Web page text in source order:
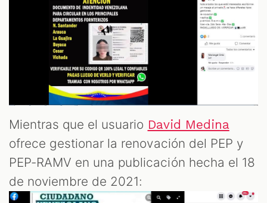
Mientras que el usuario David Medina
ofrece gestionar la renovación del PEP y
PEP-RAMV en una publicación hecha el 18
de noviembre de 2021: